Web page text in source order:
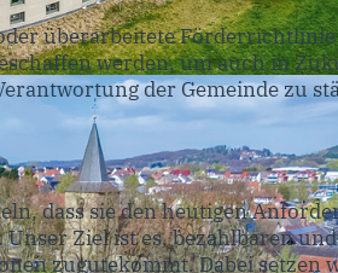
überarbeitete
werden, um auch in
der Gemeinde zu
dass sie den heutigen
Ziel ist es, bezahlbaren und
zugutekommt. Dabei setzen